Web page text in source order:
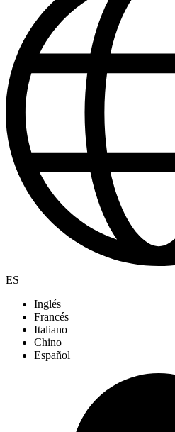
ES
Inglés
Francés
Italiano
Chino
Español